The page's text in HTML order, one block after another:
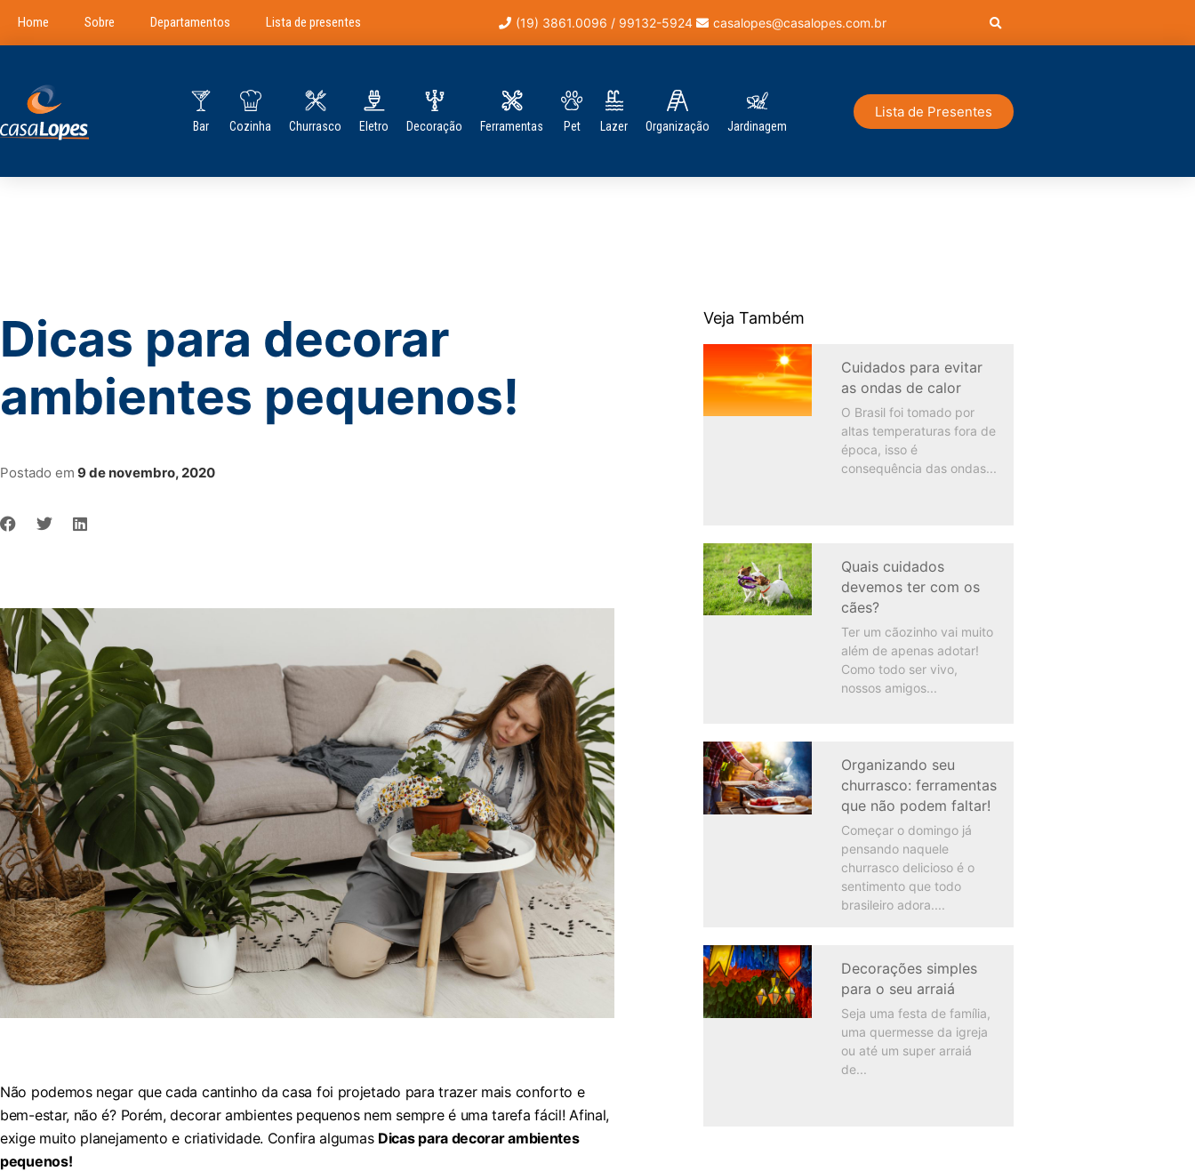
Home Sobre Departamentos Lista de presentes (19) 3861.0096 / 99132-5924 casalopes@casalopes.com.br
Bar Cozinha Churrasco Eletro Decoração Ferramentas Pet Lazer Organização Jardinagem
Lista de Presentes
Dicas para decorar
ambientes pequenos!
Postado em 9 de novembro, 2020
Não podemos negar que cada cantinho da casa foi projetado para trazer mais conforto e
bem-estar, não é? Porém, decorar ambientes pequenos nem sempre é uma tarefa fácil! Afinal,
exige muito planejamento e criatividade. Confira algumas Dicas para decorar ambientes
pequenos!
Veja Também
Cuidados para evitar
as ondas de calor
O Brasil foi tomado por
altas temperaturas fora de
época, isso é
consequência das ondas
Quais cuidados
devemos ter com os
cães?
Ter um cãozinho vai muito
além de apenas adotar!
Como todo ser vivo,
nossos amigos
Organizando seu
churrasco: ferramentas
que não podem faltar!
Começar o domingo já
pensando naquele
churrasco delicioso é o
sentimento que todo
brasileiro adora.
Decorações simples
para o seu arraiá
Seja uma festa de família,
uma quermesse da igreja
ou até um super arraiá
de